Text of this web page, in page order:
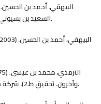
السعيد بن بسيوني زغلول، تحقيق ط.1)، دار الكتب العلمية.
وآخرون، تحقيق ط.2)، شركة مكتبة ومطبعة مصطفى البابي الحلبي.